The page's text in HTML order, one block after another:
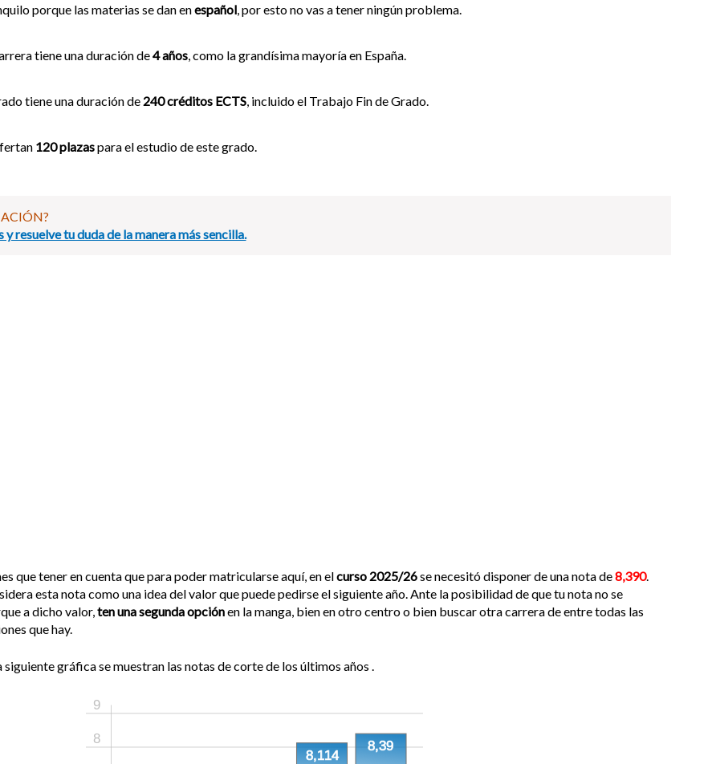
porque las materias se dan enespañol , por esto no vas a tener ningún problema.
tiene una duración de4 años , como la grandísima mayoría en España.
tiene una duración de 240 créditos ECTS , incluido el Trabajo Fin de Grado.
120 plazaspara el estudio de este grado.
y resuelve tu duda de la manera más sencilla.
que tener en cuenta que para poder matricularse aquí, en elcurso 2025/26se necesitó disponer de una nota de8,390.
esta nota como una idea del valor que puede pedirse el siguiente año. Ante la posibilidad de que tu nota no se
a dicho valor, ten una segunda opciónen la manga, bien en otro centro o bien buscar otra carrera de entre todas las
que hay.
siguiente gráfica se muestran las notas de corte de los últimos años .
9
8
8,114
8,39